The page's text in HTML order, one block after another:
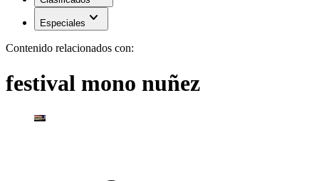
Especiales expand_more
Contenido relacionados con:
festival mono nuñez